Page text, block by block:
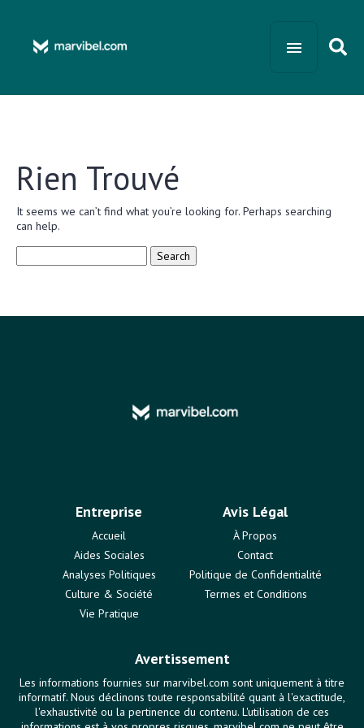
Rien Trouvé
It seems we can’t find what you’re looking for. Perhaps searching
can help.
Entreprise
Accueil
Aides Sociales
Analyses Politiques
Culture & Société
Vie Pratique
Avis Légal
À Propos
Contact
Politique de Confidentialité
Termes et Conditions
Avertissement
Les informations fournies sur marvibel.com sont uniquement à titre
informatif. Nous déclinons toute responsabilité quant à l'exactitude,
l'exhaustivité ou la pertinence du contenu. L'utilisation de ces